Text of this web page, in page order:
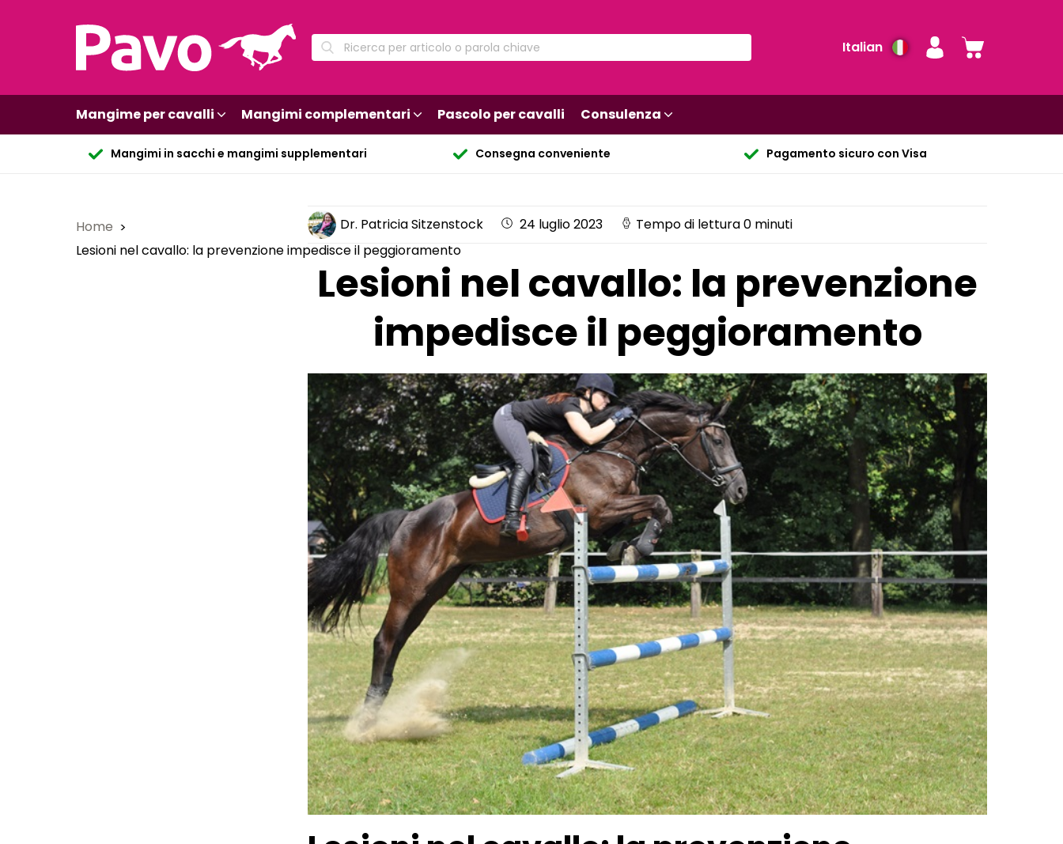
Italian
Mangime per cavalli Mangimi complementari Pascolo per cavalli Consulenza
Mangimi in sacchi e mangimi supplementari Consegna conveniente Pagamento sicuro con Visa
Home
Lesioni nel cavallo: la prevenzione impedisce il peggioramento
Dr. Patricia Sitzenstock 24 luglio 2023 Tempo di lettura 0 minuti
Lesioni nel cavallo: la prevenzione
impedisce il peggioramento